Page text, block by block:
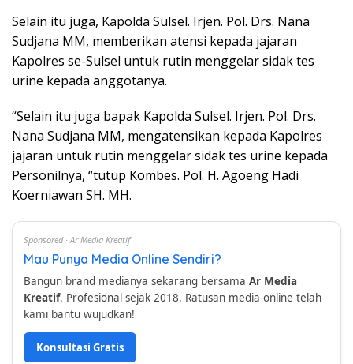
Selain itu juga, Kapolda Sulsel. Irjen. Pol. Drs. Nana
Sudjana MM, memberikan atensi kepada jajaran
Kapolres se-Sulsel untuk rutin menggelar sidak tes
urine kepada anggotanya.
“Selain itu juga bapak Kapolda Sulsel. Irjen. Pol. Drs.
Nana Sudjana MM, mengatensikan kepada Kapolres
jajaran untuk rutin menggelar sidak tes urine kepada
Personilnya, “tutup Kombes. Pol. H. Agoeng Hadi
Koerniawan SH. MH.
Sponsored · Ar Media Kreatif
Mau Punya Media Online Sendiri?
Bangun brand medianya sekarang bersama Ar Media
Kreatif. Profesional sejak 2018. Ratusan media online telah
kami bantu wujudkan!
Konsultasi Gratis